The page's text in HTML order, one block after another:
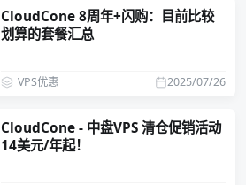
CloudCone 8周年+闪购：目前比较
划算的套餐汇总
2025/07/26
VPS优惠
CloudCone - 中盘VPS 清仓促销活动
14美元/年起！